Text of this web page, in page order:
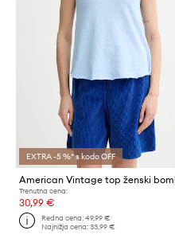
EXTRA -5 %* s kodo OFF
Trenutna cena:
30,99 €
Redna cena:49,99 €
Najnižja cena:33,99 €